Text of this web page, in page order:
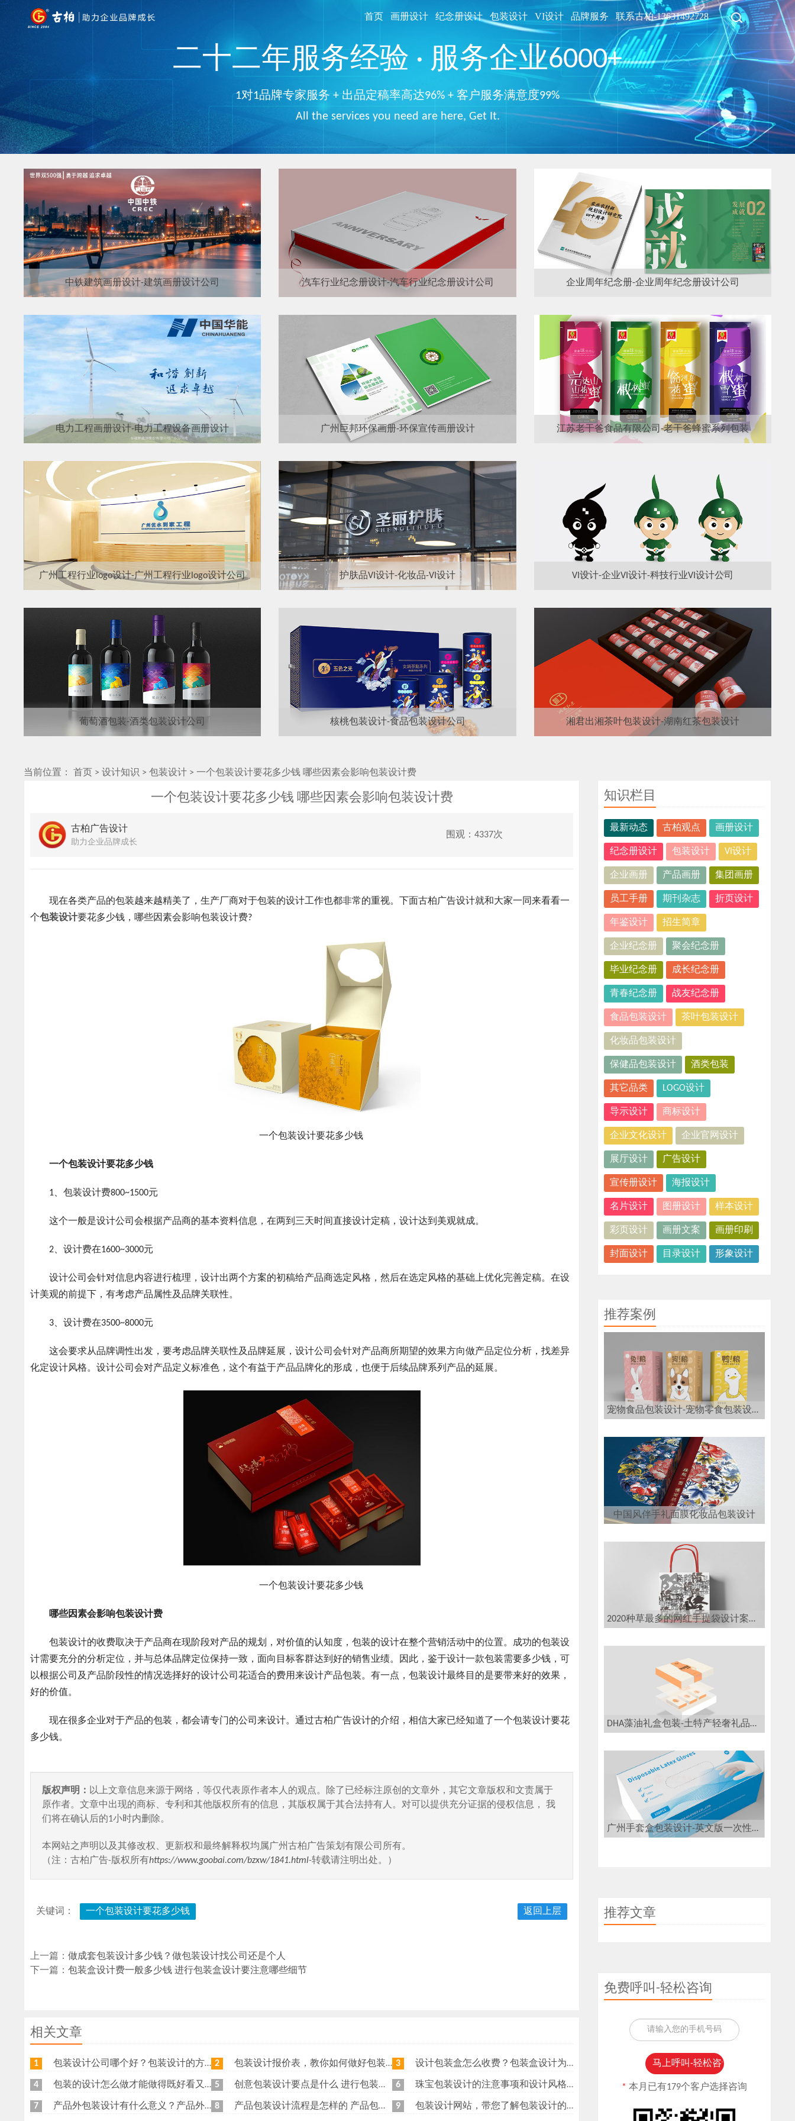
首页 画册设计 纪念册设计 包装设计 VI设计 品牌服务 联系古柏-13631492728
二十二年服务经验 · 服务企业6000+
1对1品牌专家服务 + 出品定稿率高达96% + 客户服务满意度99%
All the services you need are here, Get It.
中铁建筑画册设计-建筑画册设计公司 汽车行业纪念册设计-汽车行业纪念册设计公司 企业周年纪念册-企业周年纪念册设计公司
电力工程画册设计-电力工程设备画册设计 广州巨邦环保画册-环保宣传画册设计 江苏老干爸食品有限公司-老干爸蜂蜜系列包装
广州工程行业logo设计-广州工程行业logo设计公司 护肤品VI设计-化妆品-VI设计 VI设计-企业VI设计-科技行业VI设计公司
葡萄酒包装-酒类包装设计公司 核桃包装设计-食品包装设计公司 湘君出湘茶叶包装设计-湖南红茶包装设计
当前位置： 首页 >设计知识 >包装设计 >一个包装设计要花多少钱 哪些因素会影响包装设计费
一个包装设计要花多少钱 哪些因素会影响包装设计费
古柏广告设计
助力企业品牌成长
围观：4337次
现在各类产品的包装越来越精美了，生产厂商对于包装的设计工作也都非常的重视。下面古柏广告设计就和大家一同来看看一
个包装设计要花多少钱，哪些因素会影响包装设计费?
一个包装设计要花多少钱
一个包装设计要花多少钱
1、包装设计费800~1500元
这个一般是设计公司会根据产品商的基本资料信息，在两到三天时间直接设计定稿，设计达到美观就成。
2、设计费在1600~3000元
设计公司会针对信息内容进行梳理，设计出两个方案的初稿给产品商选定风格，然后在选定风格的基础上优化完善定稿。在设
计美观的前提下，有考虑产品属性及品牌关联性。
3、设计费在3500~8000元
这会要求从品牌调性出发，要考虑品牌关联性及品牌延展，设计公司会针对产品商所期望的效果方向做产品定位分析，找差异
化定设计风格。设计公司会对产品定义标准色，这个有益于产品品牌化的形成，也便于后续品牌系列产品的延展。
一个包装设计要花多少钱
哪些因素会影响包装设计费
包装设计的收费取决于产品商在现阶段对产品的规划，对价值的认知度，包装的设计在整个营销活动中的位置。成功的包装设
计需要充分的分析定位，并与总体品牌定位保持一致，面向目标客群达到好的销售业绩。因此，鉴于设计一款包装需要多少钱，可
以根据公司及产品阶段性的情况选择好的设计公司花适合的费用来设计产品包装。有一点，包装设计最终目的是要带来好的效果，
好的价值。
现在很多企业对于产品的包装，都会请专门的公司来设计。通过古柏广告设计的介绍，相信大家已经知道了一个包装设计要花
多少钱。
版权声明： 以上文章信息来源于网络，等仅代表原作者本人的观点。除了已经标注原创的文章外，其它文章版权和文责属于
原作者。文章中出现的商标、专利和其他版权所有的信息，其版权属于其合法持有人。对可以提供充分证据的侵权信息， 我
们将在确认后的1小时内删除。
本网站之声明以及其修改权、更新权和最终解释权均属广州古柏广告策划有限公司所有。
（注：古柏广告-版权所有https://www.goobai.com/bzxw/1841.html-转载请注明出处。）
关键词： 一个包装设计要花多少钱 返回上层
上一篇：做成套包装设计多少钱？做包装设计找公司还是个人
下一篇：包装盒设计费一般多少钱 进行包装盒设计要注意哪些细节
相关文章
1 包装设计公司哪个好？包装设计的方法有哪些？ 2 包装设计报价表，教你如何做好包装设计 3 设计包装盒怎么收费？包装盒设计为什么重要？
4 包装的设计怎么做才能做得既好看又好用 5 创意包装设计要点是什么 进行包装设计前要做哪些准备 6 珠宝包装设计的注意事项和设计风格有哪些？
7 产品外包装设计有什么意义？产品外包装重要吗？ 8 产品包装设计流程是怎样的 产品包装设计原则有哪些 9 包装设计网站，带您了解包装设计的要点
知识栏目
最新动态 古柏观点 画册设计
纪念册设计 包装设计 VI设计
企业画册 产品画册 集团画册
员工手册 期刊杂志 折页设计
年鉴设计 招生简章
企业纪念册 聚会纪念册
毕业纪念册 成长纪念册
青春纪念册 战友纪念册
食品包装设计 茶叶包装设计
化妆品包装设计
保健品包装设计 酒类包装
其它品类 LOGO设计
导示设计 商标设计
企业文化设计 企业官网设计
展厅设计 广告设计
宣传册设计 海报设计
名片设计 图册设计 样本设计
彩页设计 画册文案 画册印刷
封面设计 目录设计 形象设计
推荐案例
宠物食品包装设计-宠物零食包装设计公司-古柏广告设计
中国风伴手礼面膜化妆品包装设计
2020种草最多的网红手提袋设计案例欣赏-2020种草最多的网红手提袋设计公司
DHA藻油礼盒包装-土特产轻奢礼品盒包装设计-礼盒包装设计
广州手套盒包装设计-英文版一次性手套盒包装设计案例欣赏
推荐文章
免费呼叫-轻松咨询
*本月已有179个客户选择咨询